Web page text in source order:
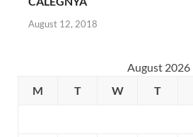
August 12, 2018
August 2026
M
T W T